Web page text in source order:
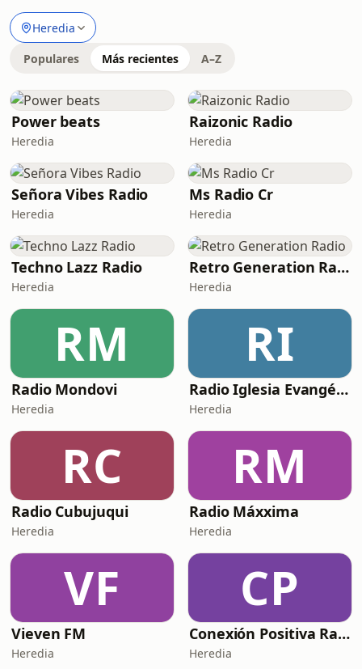
Heredia
Populares Más recientes A–Z
Power beats
Heredia
Raizonic Radio
Heredia
Señora Vibes Radio
Heredia
Ms Radio Cr
Heredia
Techno Lazz Radio
Heredia
Retro Generation Radio
Heredia
RM
Radio Mondovi
Heredia
RI
Radio Iglesia Evangélica Dios Te Ama
Heredia
RC
Radio Cubujuqui
Heredia
RM
Radio Máxxima
Heredia
VF
Vieven FM
Heredia
CP
Conexión Positiva Radio
Heredia